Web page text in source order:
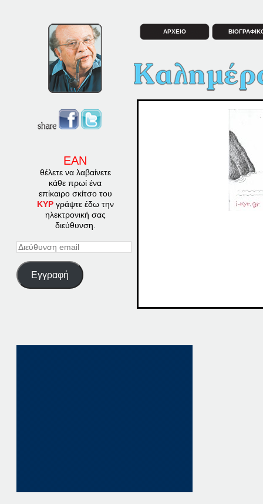
ΕΑΝ
θέλετε να λαβαίνετε
κάθε πρωί ένα
επίκαιρο σκίτσο του
ΚΥΡγράψτε έδω την
ηλεκτρονική σας
διεύθυνση.
Διεύθυνση
Εγγραφή
ΑΡΧΕΙΟ